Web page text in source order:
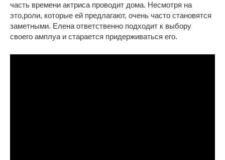
часть времени актриса проводит дома. Несмотря на
это,роли, которые ей предлагают, очень часто становятся
заметными. Елена ответственно подходит к выбору
своего амплуа и старается придерживаться его.